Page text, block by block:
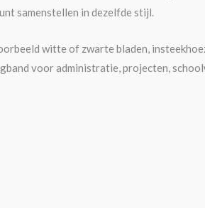
samenstellen in dezelfde stijl.
witte of zwarte bladen,
voor administratie, projecten,